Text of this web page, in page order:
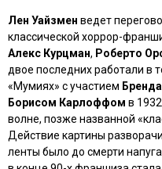
Лен Уайзмен ведет
классической хоррор-
Алекс Курцман, Роберто
двое последних работали в
«Мумиях» с участием
Борисом Карлоффом в
волне, позже названной
Действие картины
ленты было до смерти